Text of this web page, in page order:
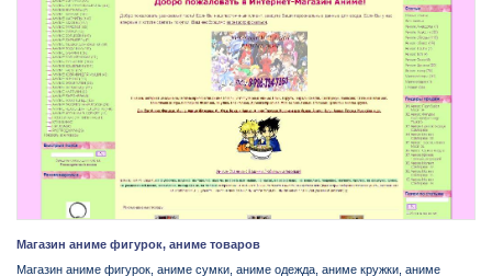
Магазин аниме фигурок, аниме товаров
Магазин аниме фигурок, аниме сумки, аниме одежда, аниме кружки, аниме